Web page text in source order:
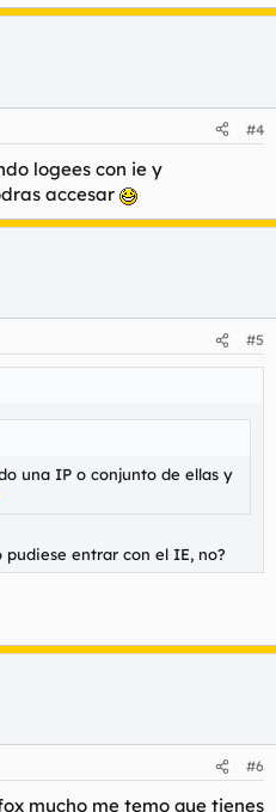
#4
logees con ie y
accesar
#5
una IP o conjunto de ellas y
entrar con el IE, no?
#6
mucho me temo que tienes